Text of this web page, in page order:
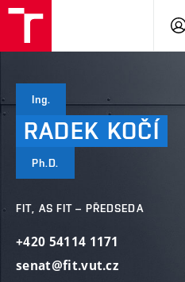
Ing.
RADEK KOČÍ
Ph.D.
FIT, AS FIT – PŘEDSEDA
+420 54114 1171
senat@fit.vut.cz